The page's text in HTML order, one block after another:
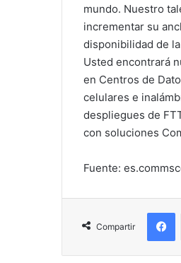
mundo. Nuestro
incrementar su
disponibilidad de
Usted encontrará
en Centros de
celulares e
despliegues de
con soluciones
Fuente:
Compartir